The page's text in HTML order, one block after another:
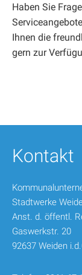
Haben Sie
Ihnen die
gern zur
Kontakt
Stadtwerke
Anst. d. öffentl.
Gaswerkstr. 20
92637 Weiden